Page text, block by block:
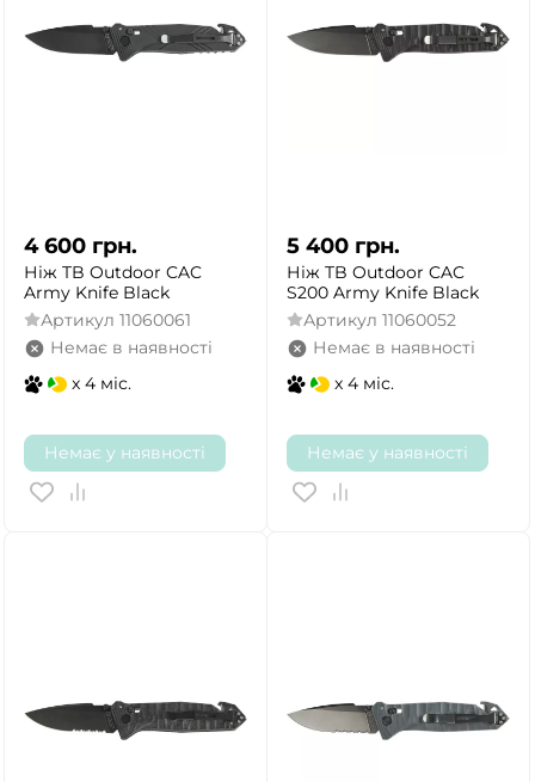
4 600 грн.
Ніж TB Outdoor CAC
Army Knife Black
Артикул 11060061
Немає в наявності
x 4 міс.
Немає у наявності
5 400 грн.
Ніж TB Outdoor CAC
S200 Army Knife Black
Артикул 11060052
Немає в наявності
x 4 міс.
Немає у наявності